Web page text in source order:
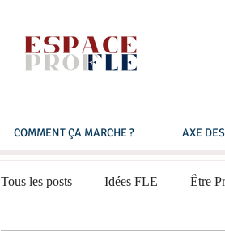
COMMENT ÇA MARCHE ? AXE
Tous les posts Idées FLE Être